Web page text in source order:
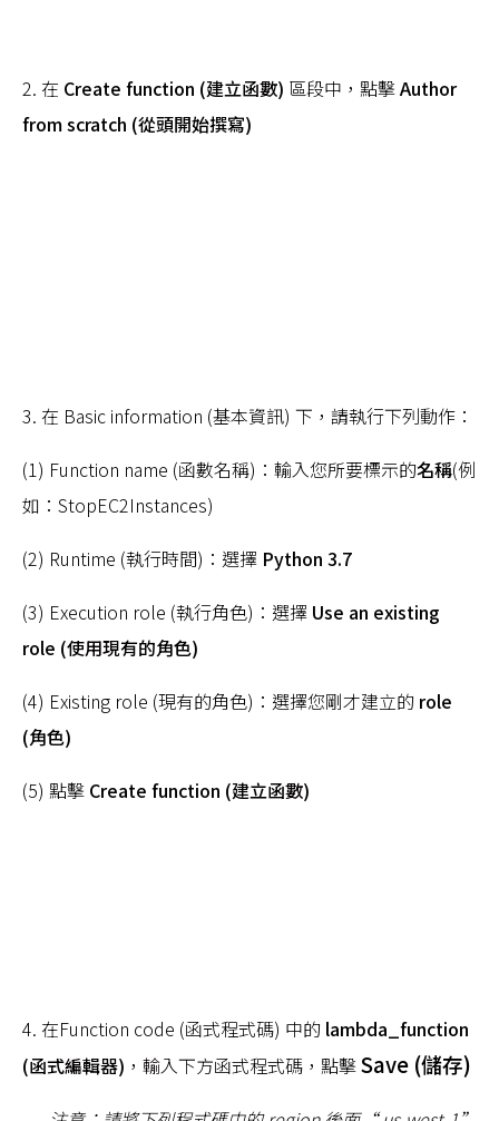
2. 在 Create function (建立函數) 區段中，點擊Author
from scratch (從頭開始撰寫)
3. 在 Basic information (基本資訊) 下，請執行下列動作：
(1) Function name (函數名稱)：輸入您所要標示的名稱(例
如：StopEC2Instances)
(2) Runtime (執行時間)：選擇 Python 3.7
(3) Execution role (執行角色)：選擇 Use an existing
role (使用現有的角色)
(4) Existing role (現有的角色)：選擇您剛才建立的 role
(角色)
(5) 點擊 Create function (建立函數)
4. 在Function code (函式程式碼) 中的 lambda_function
(函式編輯器) ，輸入下方函式程式碼，點擊Save (儲存)